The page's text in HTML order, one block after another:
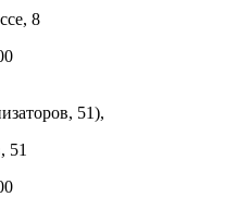
8
51),
51